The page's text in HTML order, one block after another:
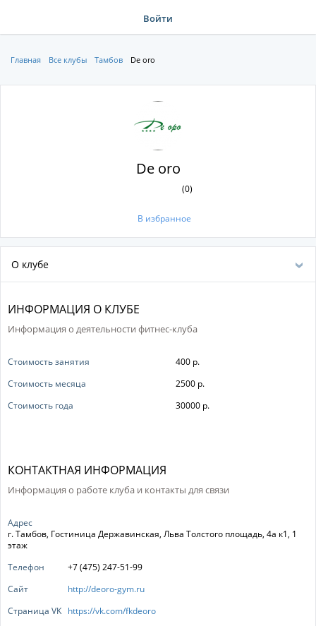
Войти
Главная Все клубы Тамбов De oro
De oro
(0)
В избранное
О клубе
ИНФОРМАЦИЯ О КЛУБЕ
Информация о деятельности фитнес-клуба
Стоимость занятия
400 р.
Стоимость месяца
2500 р.
Стоимость года
30000 р.
КОНТАКТНАЯ ИНФОРМАЦИЯ
Информация о работе клуба и контакты для связи
Адрес
г. Тамбов, Гостиница Державинская, Льва Толстого площадь, 4а к1, 1
этаж
Телефон
+7 (475) 247-51-99
Сайт
http://deoro-gym.ru
Страница VK https://vk.com/fkdeoro